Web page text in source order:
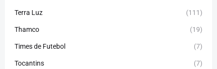
Terra Luz (111)
Thamco (19)
Times de Futebol (7)
Tocantins (7)